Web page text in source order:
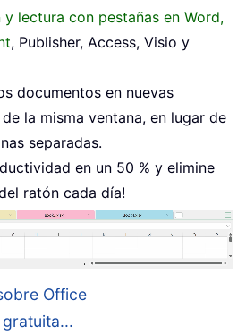
lectura con pestañas en Word,
, Publisher, Access, Visio y
documentos en nuevas
la misma ventana, en lugar de
separadas.
en un 50 % y elimine
ratón cada día!
Office